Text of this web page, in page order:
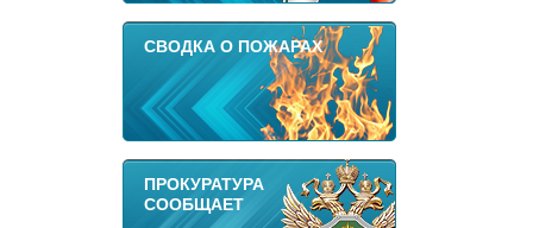
СВОДКА О ПОЖАРАХ
ПРОКУРАТУРА
СООБЩАЕТ